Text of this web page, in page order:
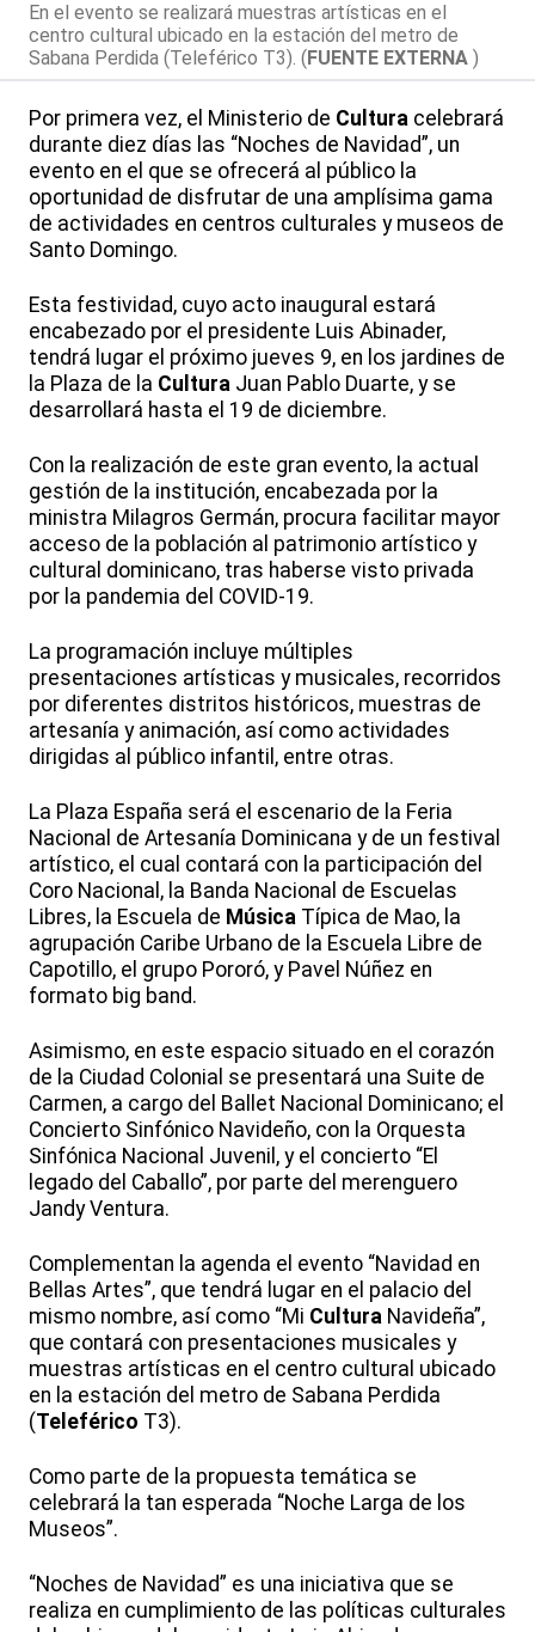
En el evento se realizará muestras artísticas en el
centro cultural ubicado en la estación del metro de
Sabana Perdida (Teleférico T3). (FUENTE EXTERNA )
Por primera vez, el Ministerio de Cultura celebrará
durante diez días las “Noches de Navidad”, un
evento en el que se ofrecerá al público la
oportunidad de disfrutar de una amplísima gama
de actividades en centros culturales y museos de
Santo Domingo.
Esta festividad, cuyo acto inaugural estará
encabezado por el presidente Luis Abinader,
tendrá lugar el próximo jueves 9, en los jardines de
la Plaza de la Cultura Juan Pablo Duarte, y se
desarrollará hasta el 19 de diciembre.
Con la realización de este gran evento, la actual
gestión de la institución, encabezada por la
ministra Milagros Germán, procura facilitar mayor
acceso de la población al patrimonio artístico y
cultural dominicano, tras haberse visto privada
por la pandemia del COVID-19.
La programación incluye múltiples
presentaciones artísticas y musicales, recorridos
por diferentes distritos históricos, muestras de
artesanía y animación, así como actividades
dirigidas al público infantil, entre otras.
La Plaza España será el escenario de la Feria
Nacional de Artesanía Dominicana y de un festival
artístico, el cual contará con la participación del
Coro Nacional, la Banda Nacional de Escuelas
Libres, la Escuela de Música Típica de Mao, la
agrupación Caribe Urbano de la Escuela Libre de
Capotillo, el grupo Pororó, y Pavel Núñez en
formato big band.
Asimismo, en este espacio situado en el corazón
de la Ciudad Colonial se presentará una Suite de
Carmen, a cargo del Ballet Nacional Dominicano; el
Concierto Sinfónico Navideño, con la Orquesta
Sinfónica Nacional Juvenil, y el concierto “El
legado del Caballo”, por parte del merenguero
Jandy Ventura.
Complementan la agenda el evento “Navidad en
Bellas Artes”, que tendrá lugar en el palacio del
mismo nombre, así como “Mi Cultura Navideña”,
que contará con presentaciones musicales y
muestras artísticas en el centro cultural ubicado
en la estación del metro de Sabana Perdida
(Teleférico T3).
Como parte de la propuesta temática se
celebrará la tan esperada “Noche Larga de los
Museos”.
“Noches de Navidad” es una iniciativa que se
realiza en cumplimiento de las políticas culturales